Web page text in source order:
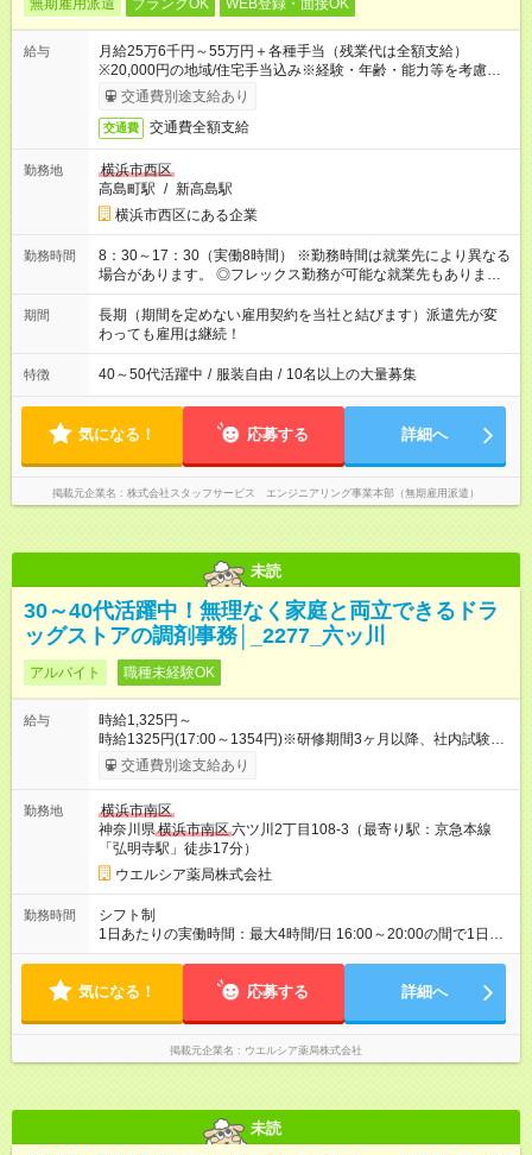
無期雇用派遣 ブランクOK WEB登録・面接OK
給与
月給25万6千円～55万円＋各種手当（残業代は全額支給）
※20,000円の地域/住宅手当込み※経験・年齢・能力等を考慮し
て加給・優遇します。★同一就業先で1年以上継続したら月1万
円の継続手当支給
交通費別途支給あり
交通費 交通費全額支給
勤務地
横浜市西区
高島町駅 / 新高島駅
横浜市西区にある企業
勤務時間
8：30～17：30（実働8時間） ※勤務時間は就業先により異なる
場合があります。 ◎フレックス勤務が可能な就業先もありま
す。 ◎今よりもさらに働きやすい環境をつくるべく、 働き方
改革に全社をあげて取り組んでいます。
期間
長期（期間を定めない雇用契約を当社と結びます）派遣先が変
わっても雇用は継続！
特徴 40～50代活躍中 / 服装自由 / 10名以上の大量募集
気になる！ 応募する 詳細へ
掲載元企業名 株式会社スタッフサービス エンジニアリング事業本部（無期雇用派遣）
未読
30～40代活躍中！無理なく家庭と両立できるドラ
ッグストアの調剤事務│_2277_六ッ川
アルバイト 職種未経験OK
給与
時給1,325円～
時給1325円(17:00～1354円)※研修期間3ヶ月以降、社内試験に
よる更新判定あり 社内試験合格後、時給＋50～100円の昇給あ
り （大学生は＋20円） 試用期間あり：入社日から3ヶ月間／本
間の長さ：3ヶ月 雇用形態、給与は本採用時と同じです。
交通費別途支給あり
勤務地
横浜市南区
神奈川県横浜市南区六ツ川2丁目108-3（最寄り駅：京急本線
「弘明寺駅」徒歩17分）
ウエルシア薬局株式会社
勤務時間
シフト制
1日あたりの実働時間：最大4時間/日 16:00～20:00の間で1日4
時間の勤務 ☆週5日の勤務 ※勤務曜日応相談 ☆未経験・無資格
気になる！ 応募する 詳細へ
掲載元企業名 ウエルシア薬局株式会社
未読